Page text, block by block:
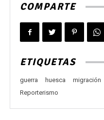
COMPARTE
ETIQUETAS
guerra huesca migración
Reporterismo